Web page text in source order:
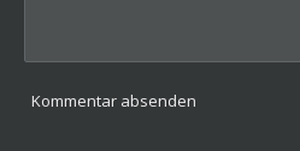
Kommentar absenden